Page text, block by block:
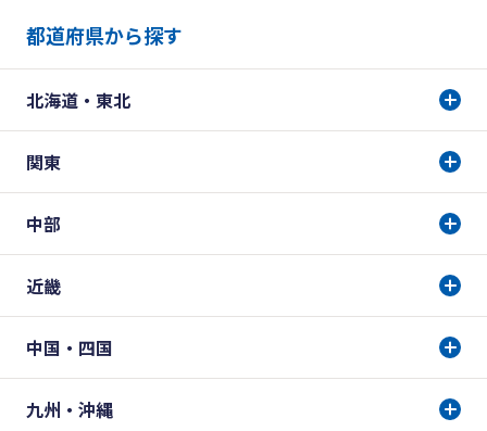
都道府県から探す
北海道・東北
関東
中部
近畿
中国・四国
九州・沖縄